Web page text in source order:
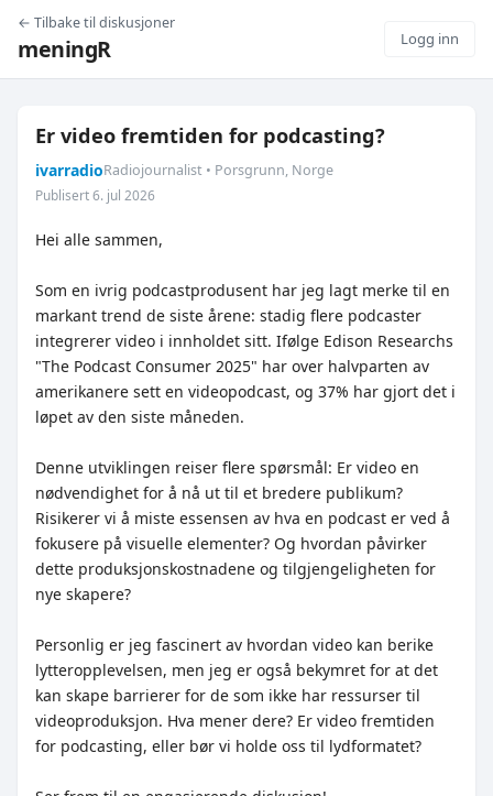
← Tilbake til diskusjoner
meningR Logg inn
Er video fremtiden for podcasting?
ivarradioRadiojournalist • Porsgrunn, Norge
Publisert 6. jul 2026
Hei alle sammen,
Som en ivrig podcastprodusent har jeg lagt merke til en
markant trend de siste årene: stadig flere podcaster
integrerer video i innholdet sitt. Ifølge Edison Researchs
"The Podcast Consumer 2025" har over halvparten av
amerikanere sett en videopodcast, og 37% har gjort det i
løpet av den siste måneden.
Denne utviklingen reiser flere spørsmål: Er video en
nødvendighet for å nå ut til et bredere publikum?
Risikerer vi å miste essensen av hva en podcast er ved å
fokusere på visuelle elementer? Og hvordan påvirker
dette produksjonskostnadene og tilgjengeligheten for
nye skapere?
Personlig er jeg fascinert av hvordan video kan berike
lytteropplevelsen, men jeg er også bekymret for at det
kan skape barrierer for de som ikke har ressurser til
videoproduksjon. Hva mener dere? Er video fremtiden
for podcasting, eller bør vi holde oss til lydformatet?